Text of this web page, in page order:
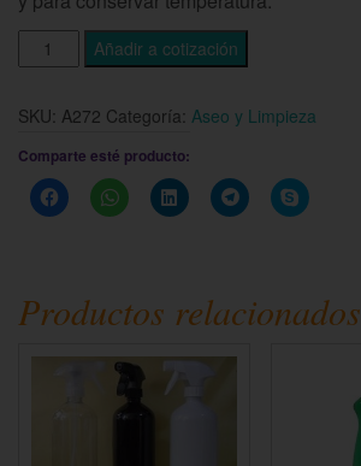
Añadir a cotización
SKU: A272 Categoría: Aseo y Limpieza
Comparte esté producto:
Haz
clic
abre
en
Haz
clic
abre
en
nueva)
Haz
clic
abre
en
nueva)
Haz
clic
abre
en
Haz
clic
abre
en
Productos relacionados